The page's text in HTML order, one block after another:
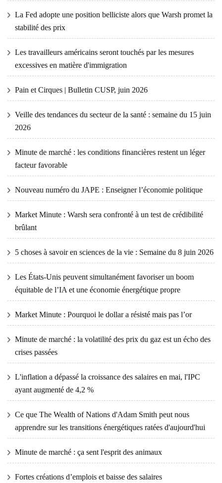
La Fed adopte une position belliciste alors que Warsh promet la
stabilité des prix
Les travailleurs américains seront touchés par les mesures
excessives en matière d'immigration
Pain et Cirques | Bulletin CUSP, juin 2026
Veille des tendances du secteur de la santé : semaine du 15 juin
2026
Minute de marché : les conditions financières restent un léger
facteur favorable
Nouveau numéro du JAPE : Enseigner l’économie politique
Market Minute : Warsh sera confronté à un test de crédibilité
brûlant
5 choses à savoir en sciences de la vie : Semaine du 8 juin 2026
Les États-Unis peuvent simultanément favoriser un boom
équitable de l’IA et une économie énergétique propre
Market Minute : Pourquoi le dollar a résisté mais pas l’or
Minute de marché : la volatilité des prix du gaz est un écho des
crises passées
L'inflation a dépassé la croissance des salaires en mai, l'IPC
ayant augmenté de 4,2 %
Ce que The Wealth of Nations d'Adam Smith peut nous
apprendre sur les transitions énergétiques ratées d'aujourd'hui
Minute de marché : ça sent l'esprit des animaux
Fortes créations d’emplois et baisse des salaires